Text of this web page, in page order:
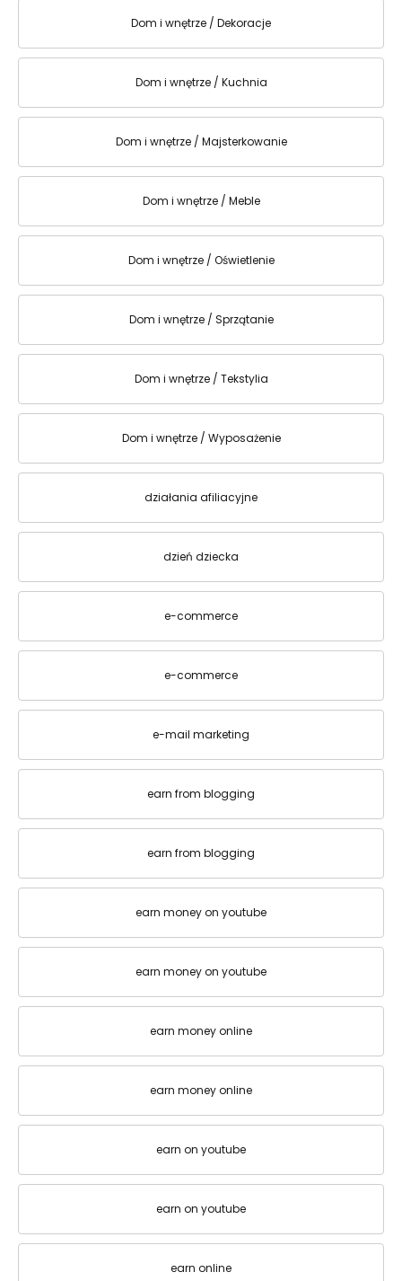
Dom i wnętrze / Dekoracje
Dom i wnętrze / Kuchnia
Dom i wnętrze / Majsterkowanie
Dom i wnętrze / Meble
Dom i wnętrze / Oświetlenie
Dom i wnętrze / Sprzątanie
Dom i wnętrze / Tekstylia
Dom i wnętrze / Wyposażenie
działania afiliacyjne
dzień dziecka
e-commerce
e-commerce
e-mail marketing
earn from blogging
earn from blogging
earn money on youtube
earn money on youtube
earn money online
earn money online
earn on youtube
earn on youtube
earn online